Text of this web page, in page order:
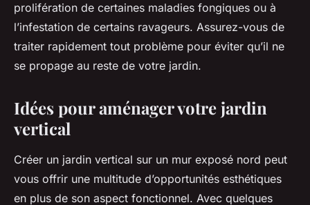
prolifération de certaines maladies fongiques ou à
l’infestation de certains ravageurs. Assurez-vous de
traiter rapidement tout problème pour éviter qu’il ne
se propage au reste de votre jardin.
Idées pour aménager votre jardin
vertical
Créer un jardin vertical sur un mur exposé nord peut
vous offrir une multitude d’opportunités esthétiques
en plus de son aspect fonctionnel. Avec quelques